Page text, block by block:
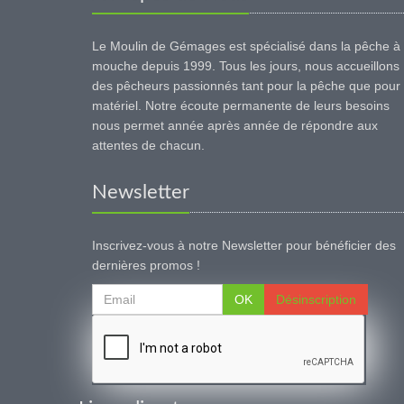
Le Moulin de Gémages est spécialisé dans la pêche à
mouche depuis 1999. Tous les jours, nous accueillons
des pêcheurs passionnés tant pour la pêche que pour
matériel. Notre écoute permanente de leurs besoins
nous permet année après année de répondre aux
attentes de chacun.
Newsletter
Inscrivez-vous à notre Newsletter pour bénéficier des
dernières promos !
OK Désinscription